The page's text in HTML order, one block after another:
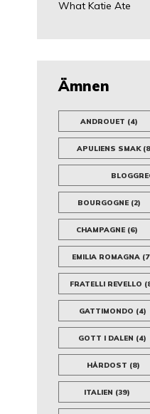
What Katie Ate
Ämnen
ANDROUET (4)
APULIENS SMAK
BOURGOGNE(2)
CHAMPAGNE (6)
EMILIA ROMAGNA
FRATELLI REVELLO
GATTIMONDO (4)
GOTT I DALEN (4)
HÅRDOST (8)
ITALIEN (39)